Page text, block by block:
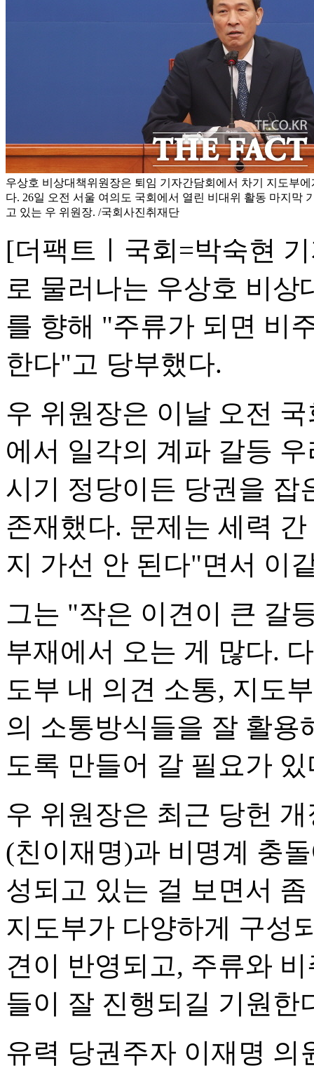
우상호 비상대책위원장은 퇴임 기자간담회에서 차기 지도부
다. 26일 오전 서울 여의도 국회에서 열린 비대위 활동 마지막
고 있는 우 위원장. /국회사진취재단
[더팩트ㅣ국회=박숙현
로 물러나는 우상호 비상
를 향해 "주류가 되면 비
한다"고 당부했다.
우 위원장은 이날 오전
에서 일각의 계파 갈등
시기 정당이든 당권을 잡
존재했다. 문제는 세력
지 가선 안 된다"면서 이
그는 "작은 이견이 큰 갈
부재에서 오는 게 많다.
도부 내 의견 소통, 지도
의 소통방식들을 잘 활용
도록 만들어 갈 필요가
우 위원장은 최근 당헌
(친이재명)과 비명계 충
성되고 있는 걸 보면서
지도부가 다양하게 구성
견이 반영되고, 주류와
들이 잘 진행되길 기원한
유력 당권주자 이재명 의